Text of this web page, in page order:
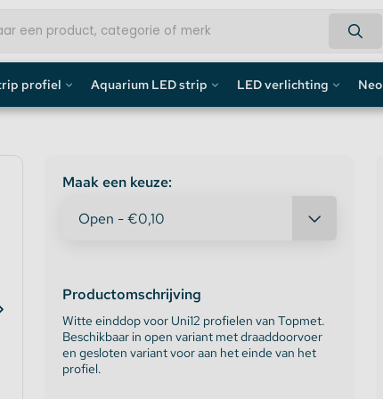
profiel
/ Gipsplaten Profiel
Aquarium LED strip
Aquarium LED Strip accessoires
Aquarium LED Balken
LED verlichting
Maak een keuze:
Productomschrijving
Witte einddop voor Uni12 profielen van Topmet.
Beschikbaar in open variant met draaddoorvoer
en gesloten variant voor aan het einde van het
profiel.